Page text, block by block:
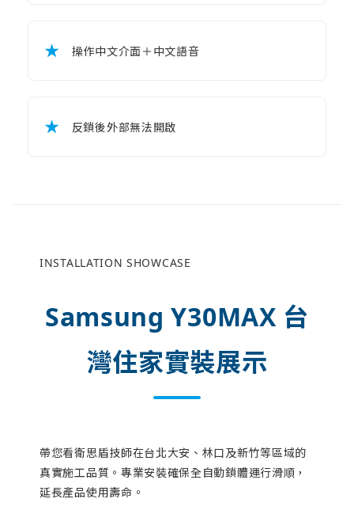
★ 操作中文介面＋中文語音
★ 反鎖後外部無法開啟
INSTALLATION SHOWCASE
Samsung Y30MAX 台
灣住家實裝展示
帶您看衛思盾技師在台北大安、林口及新竹等區域的
真實施工品質。專業安裝確保全自動鎖體運行滑順，
延長產品使用壽命。